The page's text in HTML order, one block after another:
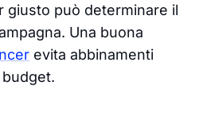
giusto può determinare il
Una buona
evita abbinamenti